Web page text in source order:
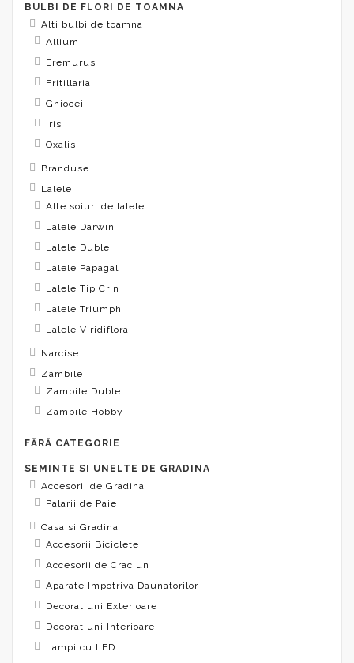
BULBI DE FLORI DE TOAMNA
Alti bulbi de toamna
Allium
Eremurus
Fritillaria
Ghiocei
Iris
Oxalis
Branduse
Lalele
Alte soiuri de lalele
Lalele Darwin
Lalele Duble
Lalele Papagal
Lalele Tip Crin
Lalele Triumph
Lalele Viridiflora
Narcise
Zambile
Zambile Duble
Zambile Hobby
FĂRĂ CATEGORIE
SEMINTE SI UNELTE DE GRADINA
Accesorii de Gradina
Palarii de Paie
Casa si Gradina
Accesorii Biciclete
Accesorii de Craciun
Aparate Impotriva Daunatorilor
Decoratiuni Exterioare
Decoratiuni Interioare
Lampi cu LED